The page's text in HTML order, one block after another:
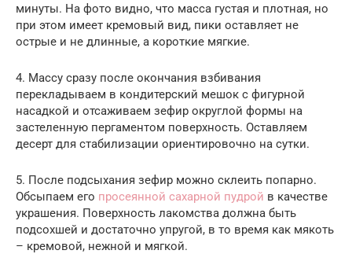
минуты. На фото видно, что масса густая и плотная, но
при этом имеет кремовый вид, пики оставляет не
острые и не длинные, а короткие мягкие.
4. Массу сразу после окончания взбивания
перекладываем в кондитерский мешок с фигурной
насадкой и отсаживаем зефир округлой формы на
застеленную пергаментом поверхность. Оставляем
десерт для стабилизации ориентировочно на сутки.
5. После подсыхания зефир можно склеить попарно.
Обсыпаем его просеянной сахарной пудрой в качестве
украшения. Поверхность лакомства должна быть
подсохшей и достаточно упругой, в то время как мякоть
– кремовой, нежной и мягкой.